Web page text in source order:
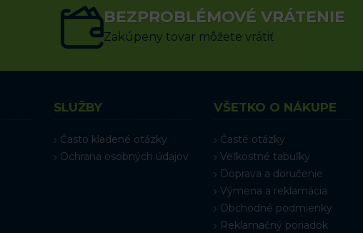
9.21 € s DPH
VÝBER MOŽNOSTÍ
BEZPROBLÉMOVÉ VRÁTENIE
Zakúpeny tovar môžete vrátiť
SLUŽBY
Často kladené otázky
Ochrana osobných údajov
VŠETKO O NÁKUPE
Časté otázky
Veľkostné tabuľky
Doprava a doručenie
Výmena a reklamácia
Obchodné podmienky
Reklamačný poriadok